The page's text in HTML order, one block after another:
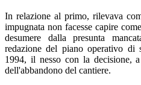
In relazione al primo, rilevava
impugnata non facesse capire
desumere dalla presunta
redazione del piano operativo
1994, il nesso con la decisione,
dell'abbandono del cantiere.